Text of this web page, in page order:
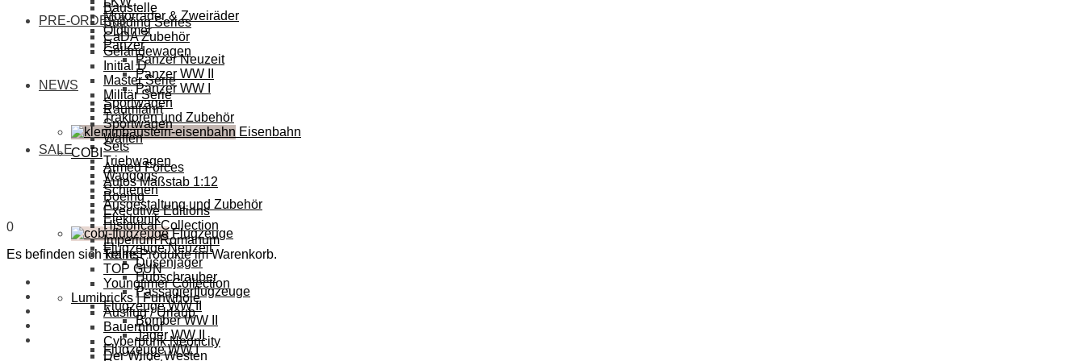
Motorräder & Zweiräder
Oldtimer
Panzer
Panzer Neuzeit
Panzer WW II
Panzer WW I
Sportwagen
Traktoren und Zubehör
Eisenbahn
Sets
Triebwagen
Waggons
Schienen
Ausgestaltung und Zubehör
Elektronik
Flugzeuge
Flugzeuge Neuzeit
Düsenjäger
Hubschrauber
Passagierflugzeuge
Flugzeuge WW II
Bomber WW II
Jäger WW II
Flugzeuge WW I
Baustelle
Building Series
CaDA Zubehör
Geländewagen
Initial D
Master Serie
Militär Serie
Raumfahrt
Sportwagen
Waffen
COBI
Armed Forces
Autos Maßstab 1:12
Boeing
Executive Editions
Historical Collection
Imperium Romanum
Trains
TOP GUN
Youngtimer Collection
Lumibricks | Funwhole
Ausflug / Urlaub
Bauernhof
Cyberpunk Neoncity
Der Wilde Westen
PRE-ORDERS
NEWS
SALE
0
Es befinden sich keine Produkte im Warenkorb.